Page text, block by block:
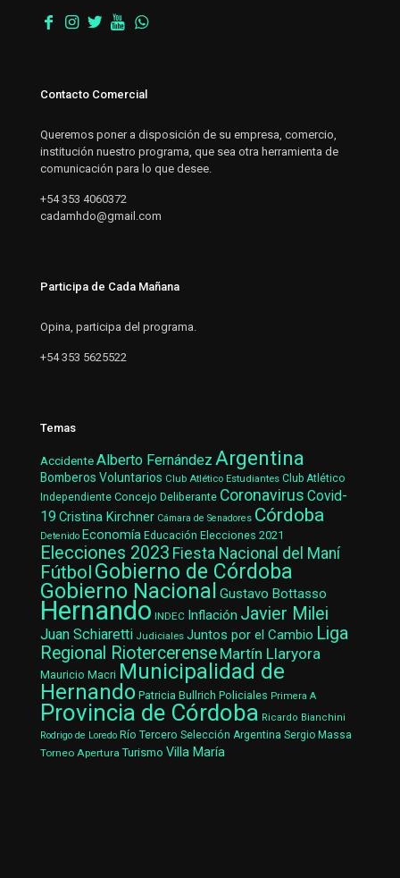
Contacto Comercial
Queremos poner a disposición de su empresa, comercio,
institución nuestro programa, que sea otra herramienta de
comunicación para lo que desee.
+54 353 4060372
cadamhdo@gmail.com
Participa de Cada Mañana
Opina, participa del programa.
+54 353 5625522
Temas
AccidenteAlberto Fernández Argentina
Bomberos Voluntarios Club Atlético Estudiantes Club Atlético
Independiente Concejo Deliberante Coronavirus Covid-
19 Cristina Kirchner Cámara de Senadores Córdoba
Detenido Economía Educación Elecciones 2021
Elecciones 2023 Fiesta Nacional del Maní
Fútbol Gobierno de Córdoba
Gobierno Nacional Gustavo Bottasso
Hernando INDEC Inflación Javier Milei
Juan Schiaretti Judiciales Juntos por el Cambio Liga
Regional Riotercerense Martín Llaryora
Mauricio Macri Municipalidad de
Hernando Patricia Bullrich Policiales Primera A
Provincia de Córdoba Ricardo Bianchini
Rodrigo de Loredo Río Tercero Selección Argentina Sergio Massa
Torneo Apertura Turismo Villa María